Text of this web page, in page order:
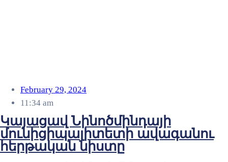
February 29, 2024
11:34 am
Կայացավ Նինոծմինդայի
մունիցիպալիտետի ավագանու
հերթական նիստը